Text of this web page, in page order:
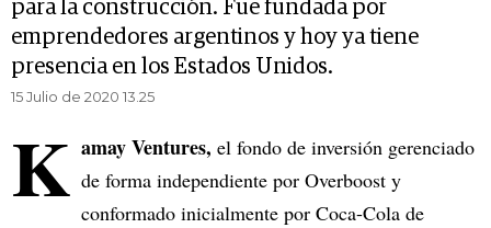
para la construcción. Fue fundada por
emprendedores argentinos y hoy ya tiene
presencia en los Estados Unidos.
15 Julio de 2020 13.25
K amay Ventures, el fondo de inversión gerenciado
de forma independiente por Overboost y
conformado inicialmente por Coca-Cola de